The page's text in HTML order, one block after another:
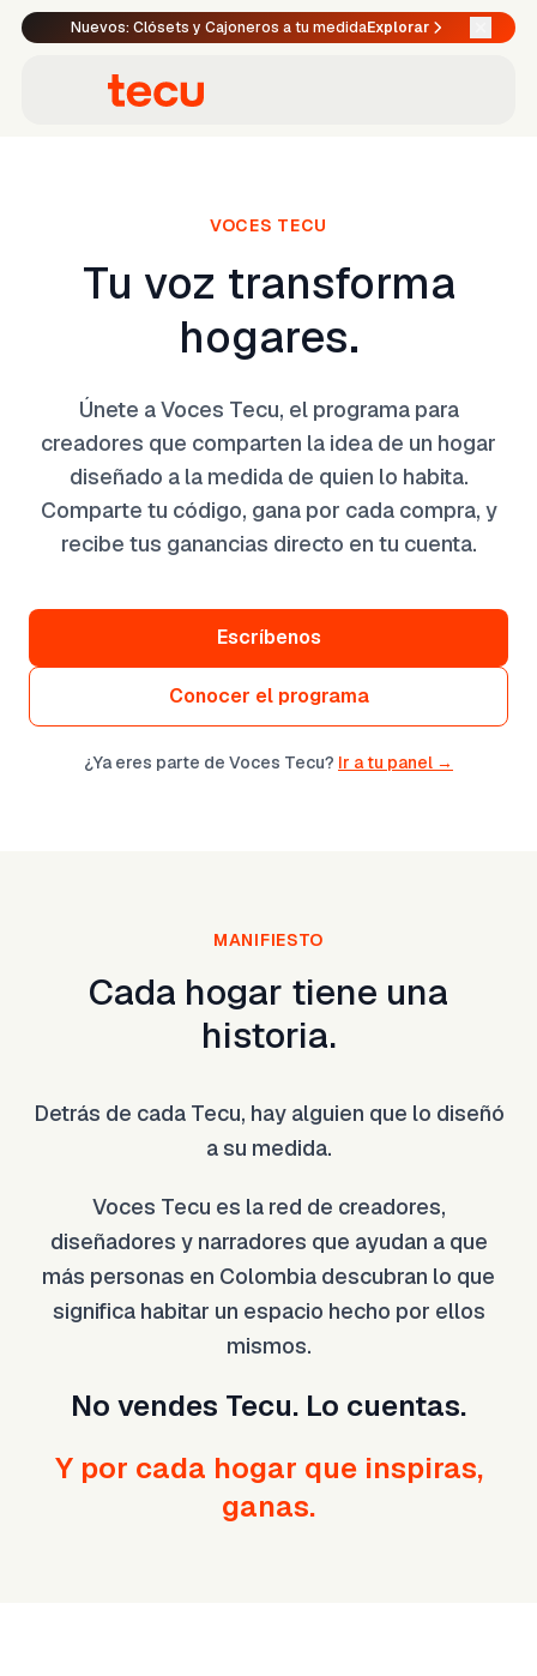
Nuevos: Clósets y Cajoneros a tu medidaExplorar
VOCES TECU
Tu voz transforma
hogares.
Únete a Voces Tecu, el programa para
creadores que comparten la idea de un hogar
diseñado a la medida de quien lo habita.
Comparte tu código, gana por cada compra, y
recibe tus ganancias directo en tu cuenta.
Escríbenos
Conocer el programa
¿Ya eres parte de Voces Tecu? Ir a tu panel →
MANIFIESTO
Cada hogar tiene una
historia.
Detrás de cada Tecu, hay alguien que lo diseñó
a su medida.
Voces Tecu es la red de creadores,
diseñadores y narradores que ayudan a que
más personas en Colombia descubran lo que
significa habitar un espacio hecho por ellos
mismos.
No vendes Tecu. Lo cuentas.
Y por cada hogar que inspiras,
ganas.